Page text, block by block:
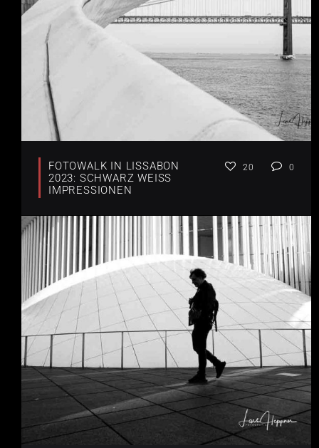
FOTOWALK IN LISSABON
2023: SCHWARZ WEISS I
MPRESSIONEN
20 0